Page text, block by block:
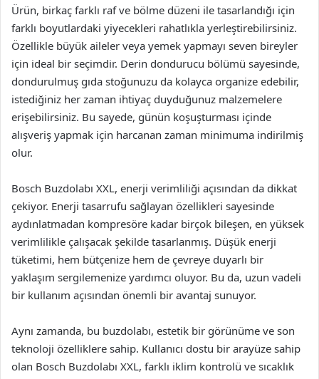
Ürün, birkaç farklı raf ve bölme düzeni ile tasarlandığı için
farklı boyutlardaki yiyecekleri rahatlıkla yerleştirebilirsiniz.
Özellikle büyük aileler veya yemek yapmayı seven bireyler
için ideal bir seçimdir. Derin dondurucu bölümü sayesinde,
dondurulmuş gıda stoğunuzu da kolayca organize edebilir,
istediğiniz her zaman ihtiyaç duyduğunuz malzemelere
erişebilirsiniz. Bu sayede, günün koşuşturması içinde
alışveriş yapmak için harcanan zaman minimuma indirilmiş
olur.
Bosch Buzdolabı XXL, enerji verimliliği açısından da dikkat
çekiyor. Enerji tasarrufu sağlayan özellikleri sayesinde
aydınlatmadan kompresöre kadar birçok bileşen, en yüksek
verimlilikle çalışacak şekilde tasarlanmış. Düşük enerji
tüketimi, hem bütçenize hem de çevreye duyarlı bir
yaklaşım sergilemenize yardımcı oluyor. Bu da, uzun vadeli
bir kullanım açısından önemli bir avantaj sunuyor.
Aynı zamanda, bu buzdolabı, estetik bir görünüme ve son
teknoloji özelliklere sahip. Kullanıcı dostu bir arayüze sahip
olan Bosch Buzdolabı XXL, farklı iklim kontrolü ve sıcaklık